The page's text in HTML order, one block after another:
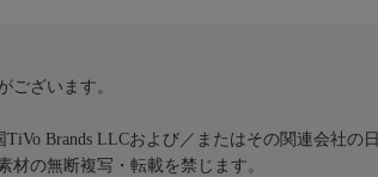
ございます。
Brands LLCおよび／またはその関連会社の
の無断複写・転載を禁じます。